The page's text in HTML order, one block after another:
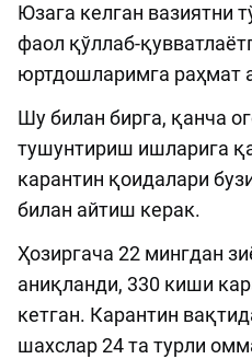
Юзага келган вазиятни
фаол қўллаб-
юртдошларимга раҳмат
Шу билан бирга, қанча
тушунтириш ишларига
карантин қоидалари
билан айтиш керак.
Ҳозиргача 22 мингдан
аниқланди, 330 киши
кетган. Карантин
шахслар 24 та турли